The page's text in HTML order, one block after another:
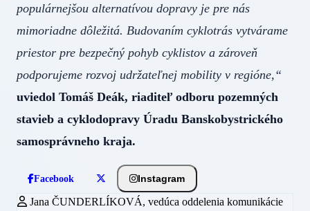
populárnejšou alternatívou dopravy je pre nás
mimoriadne dôležitá. Budovaním cyklotrás vytvárame
priestor pre bezpečný pohyb cyklistov a zároveň
podporujeme rozvoj udržateľnej mobility v regióne,“
uviedol Tomáš Deák, riaditeľ odboru pozemných
stavieb a cyklodopravy Úradu Banskobystrického
samosprávneho kraja.
Facebook Instagram
Jana ČUNDERLÍKOVÁ, vedúca oddelenia komunikácie